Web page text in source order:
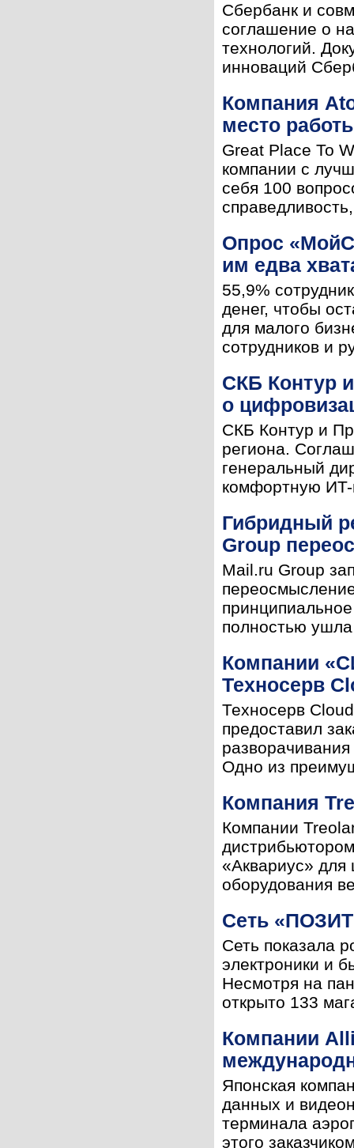
Сбербанк и
соглашение о
технологий.
инноваций
Компания
место
Great Place To
компании с
себя 100
Опрос
им едва
55,9%
денег, чтобы
для малого
сотрудников и
СКБ Контур
о
СКБ Контур и
региона.
генеральный
комфортную
Гибридный
Group
Mail.ru Group
полностью
Компании
Техносерв
Техносерв
предоставил
Одно из
Компания
Компании
«Аквариус» для
оборудования
Сеть
Сеть показала
электроники и
Несмотря на
открыто 133
Компании
Японская
данных и
терминала
этого